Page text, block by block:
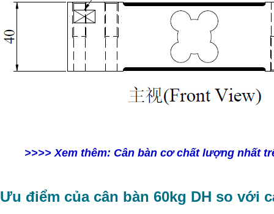
>>>> Xem thêm: Cân bàn cơ chất lượng nhất
Ưu điểm của cân bàn 60kg DH so với